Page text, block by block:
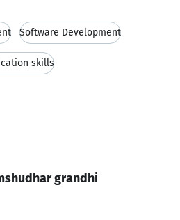
Software Development
skills
grandhi